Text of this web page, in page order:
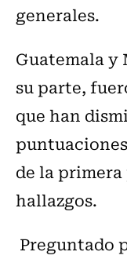
generales.
Guatemala y
su parte,
que han
puntuaciones
de la
hallazgos.
Preguntado